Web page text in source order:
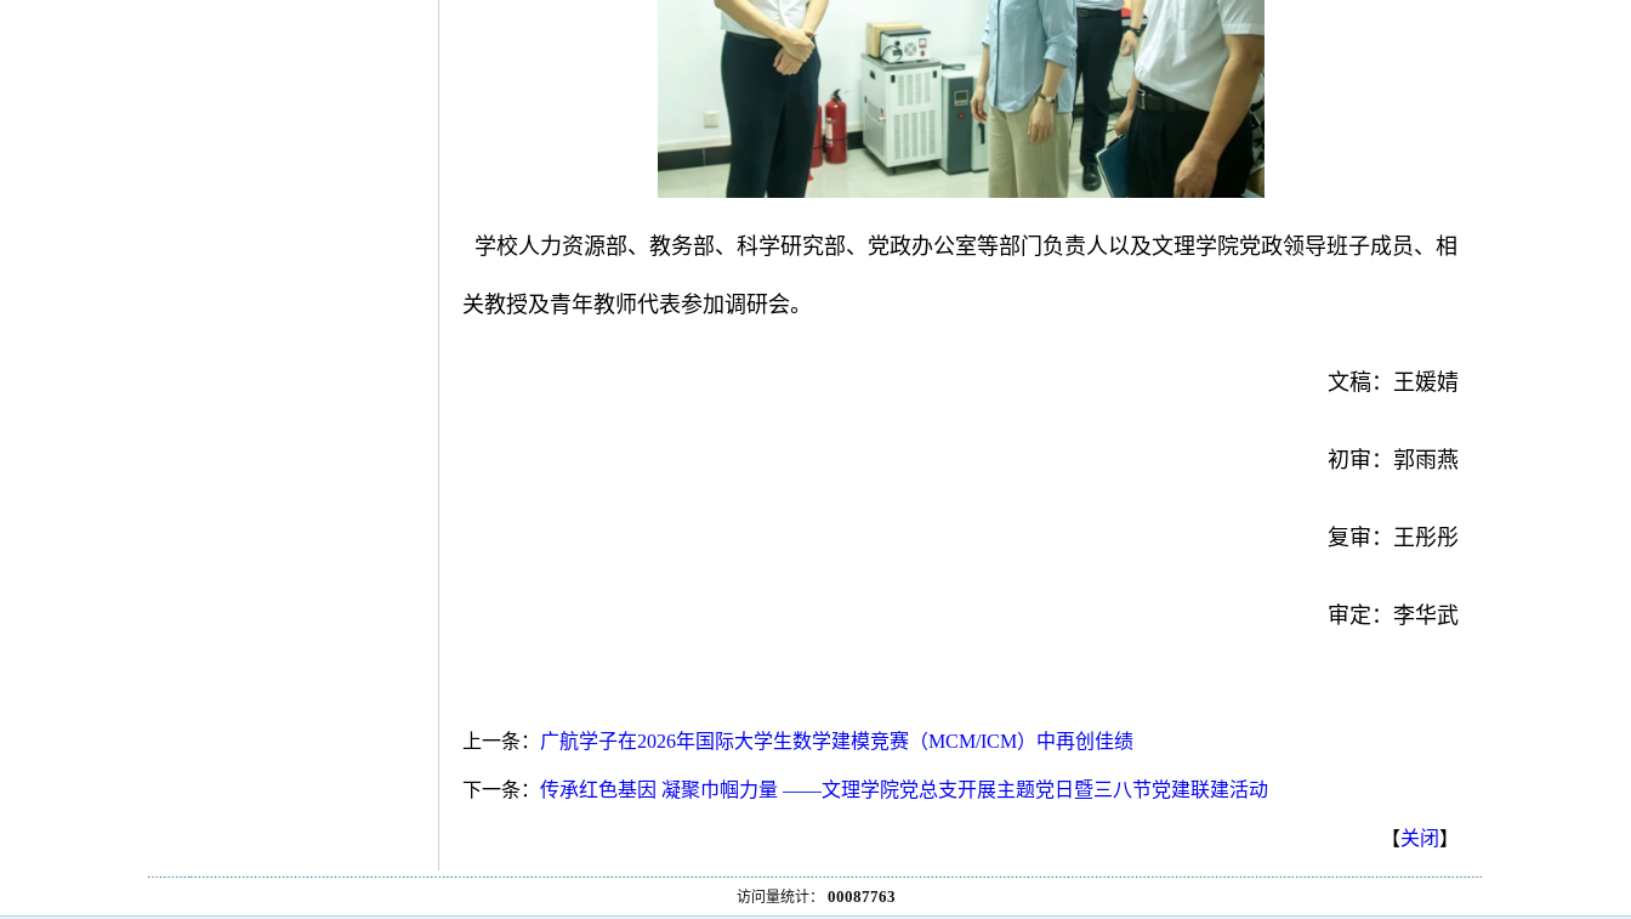
学校人力资源部、教务部、科学研究部、党政办公室等部门负责人以及文理学院党政领导班子成员、相
关教授及青年教师代表参加调研会。
文稿：王媛婧
初审：郭雨燕
复审： 王彤彤
审定： 李华武
上一条： 广航学子在2026年国际大学生数学建模竞赛（MCM/ICM）中再创佳绩
下一条： 传承红色基因 凝聚巾帼力量 ——文理学院党总支开展主题党日暨三八节党建联建活动
【关闭 】
访问量统计： 00087763